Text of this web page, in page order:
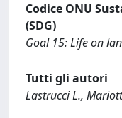
Codice ONU
(SDG)
Goal 15: Life on
Tutti gli autori
Lastrucci L.,